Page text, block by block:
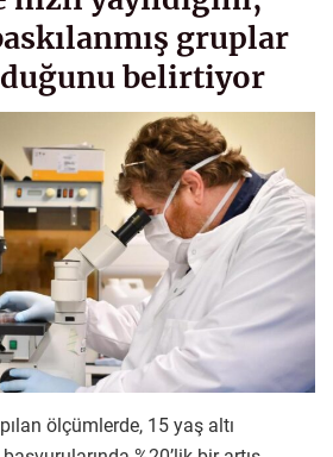
gruplar
belirtiyor
ölçümlerde, 15 yaş altı